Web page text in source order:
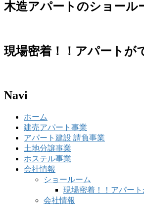
木造アパートのショール
現場密着！！アパートが
Navi
ホーム
建売アパート事業
アパート建設 請負事業
土地分譲事業
ホステル事業
会社情報
ショールーム
現場密着！！アパー
会社情報